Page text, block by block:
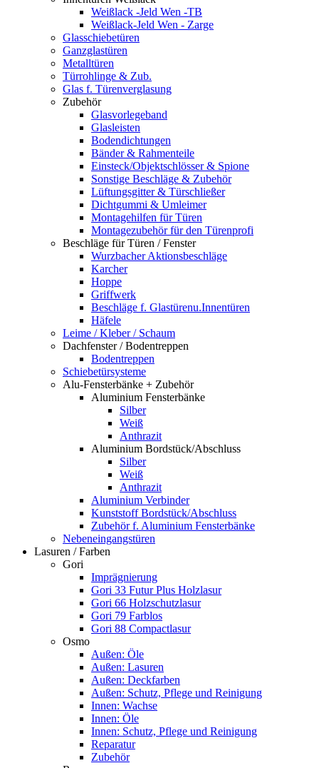
Weißlack -Jeld Wen -TB
Weißlack-Jeld Wen - Zarge
Glasschiebetüren
Ganzglastüren
Metalltüren
Türrohlinge & Zub.
Glas f. Türenverglasung
Zubehör
Glasvorlegeband
Glasleisten
Bodendichtungen
Bänder & Rahmenteile
Einsteck/Objektschlösser & Spione
Sonstige Beschläge & Zubehör
Lüftungsgitter & Türschließer
Dichtgummi & Umleimer
Montagehilfen für Türen
Montagezubehör für den Türenprofi
Beschläge für Türen / Fenster
Wurzbacher Aktionsbeschläge
Karcher
Hoppe
Griffwerk
Beschläge f. Glastürenu.Innentüren
Häfele
Leime / Kleber / Schaum
Dachfenster / Bodentreppen
Bodentreppen
Schiebetürsysteme
Alu-Fensterbänke + Zubehör
Aluminium Fensterbänke
Silber
Weiß
Anthrazit
Aluminium Bordstück/Abschluss
Silber
Weiß
Anthrazit
Aluminium Verbinder
Kunststoff Bordstück/Abschluss
Zubehör f. Aluminium Fensterbänke
Nebeneingangstüren
Lasuren / Farben
Gori
Imprägnierung
Gori 33 Futur Plus Holzlasur
Gori 66 Holzschutzlasur
Gori 79 Farblos
Gori 88 Compactlasur
Osmo
Außen: Öle
Außen: Lasuren
Außen: Deckfarben
Außen: Schutz, Pflege und Reinigung
Innen: Wachse
Innen: Öle
Innen: Schutz, Pflege und Reinigung
Reparatur
Zubehör